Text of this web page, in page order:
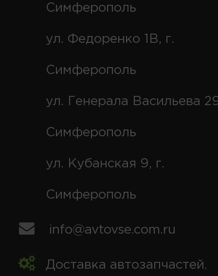
Симферополь
ул. Федоренко 1В, г.
Симферополь
ул. Генерала Васильева
Симферополь
ул. Кубанская 9, г.
Симферополь
info@avtovse.com.ru
Доставка автозапчастей,